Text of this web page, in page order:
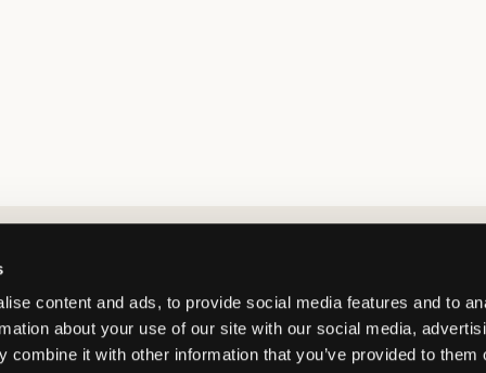
content and ads, to provide social media features and to
about your use of our site with our social media,
combine it with other information that you’ve provided to them